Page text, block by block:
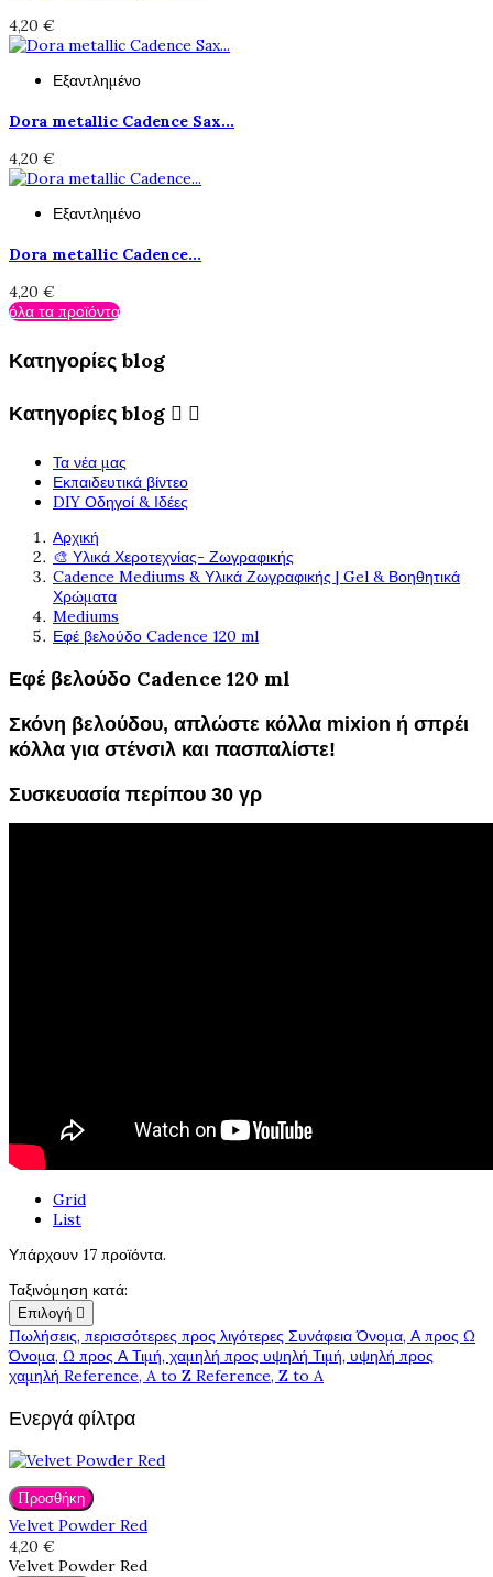
4,20 €
Εξαντλημένο
Dora metallic Cadence Sax...
4,20 €
Εξαντλημένο
Dora metallic Cadence...
4,20 €
όλα τα προϊόντα
Κατηγορίες blog
Κατηγορίες blog  
Τα νέα μας
Εκπαιδευτικά βίντεο
DIY Οδηγοί & Ιδέες
Αρχική
🎨 Υλικά Χεροτεχνίας- Ζωγραφικής
Cadence Mediums & Υλικά Ζωγραφικής | Gel & Βοηθητικά
Χρώματα
Mediums
Εφέ βελούδο Cadence 120 ml
Εφέ βελούδο Cadence 120 ml
Σκόνη βελούδου, απλώστε κόλλα mixion ή σπρέι
κόλλα για στένσιλ και πασπαλίστε!
Συσκευασία περίπου 30 γρ
Grid
List
Υπάρχουν 17 προϊόντα.
Ταξινόμηση κατά:
Επιλογή 
Πωλήσεις, περισσότερες προς λιγότερες ΣυνάφειαΌνομα, Α προς Ω
Όνομα, Ω προς ΑΤιμή, χαμηλή προς υψηλή Τιμή, υψηλή προς
χαμηλή Reference, A to Z Reference, Z to A
Ενεργά φίλτρα
Προσθήκη
Velvet Powder Red
4,20 €
Velvet Powder Red